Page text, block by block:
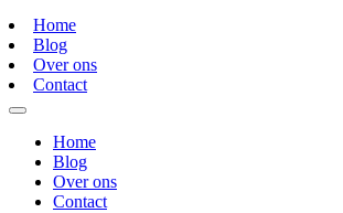
Home
Blog
Over ons
Contact
Home
Blog
Over ons
Contact